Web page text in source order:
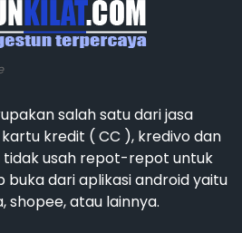
salah satu dari jasa
kredit ( CC ), kredivo dan
tidak usah repot-repot untuk
dari aplikasi android yaitu
shopee, atau lainnya.